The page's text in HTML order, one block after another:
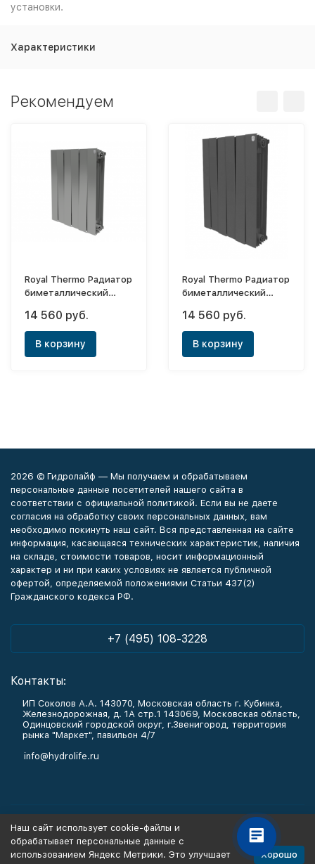
установки.
Характеристики
Рекомендуем
Royal Thermo Радиатор
биметаллический
500х8 (боковое) New
14 560 руб.
В корзину
Royal Thermo Радиатор
биметаллический
500х8 (боковое) New
14 560 руб.
В корзину
2026 © Гидролайф — Мы получаем и обрабатываем
персональные данные посетителей нашего сайта в
соответствии с официальной политикой. Если вы не даете
согласия на обработку своих персональных данных, вам
необходимо покинуть наш сайт. Вся представленная на сайте
информация, касающаяся технических характеристик, наличия
на складе, стоимости товаров, носит информационный
характер и ни при каких условиях не является публичной
офертой, определяемой положениями Статьи 437(2)
Гражданского кодекса РФ.
+7 (495) 108-3228
Контакты:
ИП Соколов А.А. 143070, Московская область г. Кубинка,
Железнодорожная, д. 1А стр.1 143069, Московская область,
Одинцовский городской округ, г.Звенигород, территория
рынка "Маркет", павильон 4/7
info@hydrolife.ru
Информация
Наш сайт использует cookie-файлы и
обрабатывает персональные данные с
использованием Яндекс Метрики. Это улучшает
Хорошо